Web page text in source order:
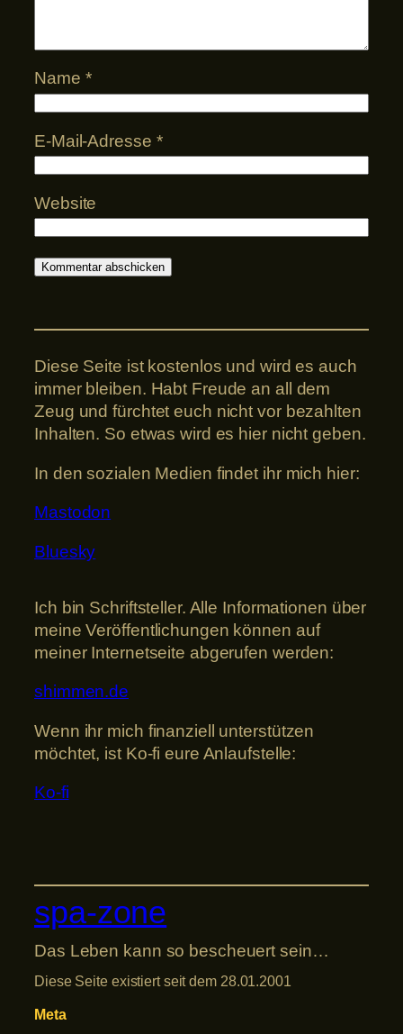
Name *
E-Mail-Adresse *
Website
Diese Seite ist kostenlos und wird es auch
immer bleiben. Habt Freude an all dem
Zeug und fürchtet euch nicht vor bezahlten
Inhalten. So etwas wird es hier nicht geben.
In den sozialen Medien findet ihr mich hier:
Mastodon
Bluesky
Ich bin Schriftsteller. Alle Informationen über
meine Veröffentlichungen können auf
meiner Internetseite abgerufen werden:
shimmen.de
Wenn ihr mich finanziell unterstützen
möchtet, ist Ko-fi eure Anlaufstelle:
Ko-fi
spa-zone
Das Leben kann so bescheuert sein…
Diese Seite existiert seit dem 28.01.2001
Meta